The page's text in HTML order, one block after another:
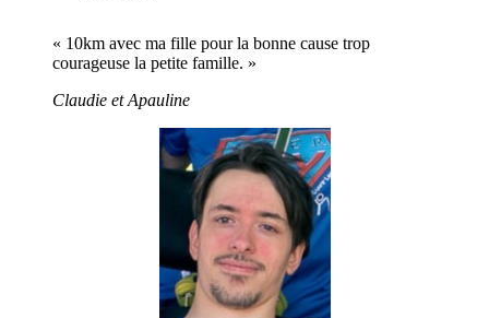
« 10km avec ma fille pour la bonne cause trop
courageuse la petite famille. »
Claudie et Apauline